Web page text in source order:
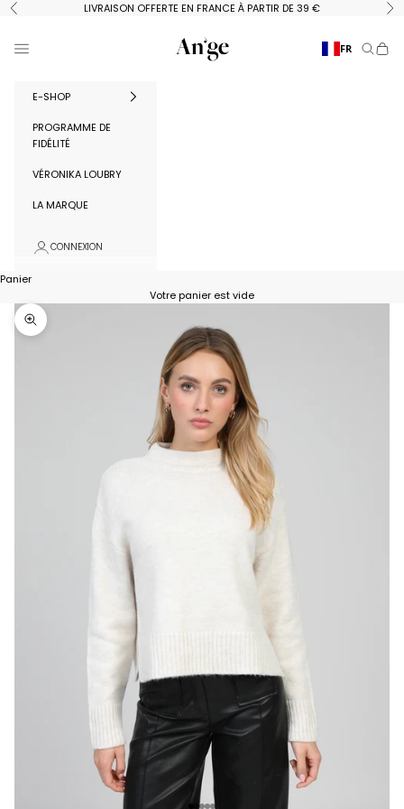
Passer au contenu
Précédent LIVRAISON OFFERTE EN FRANCE À PARTIR DE 39 €
Ange Paris
Menu FR
E-SHOP
PROGRAMME DE
FIDÉLITÉ
VÉRONIKA LOUBRY
LA MARQUE
CONNEXION
Panier
Votre panier est vide
Zoomer sur l'image